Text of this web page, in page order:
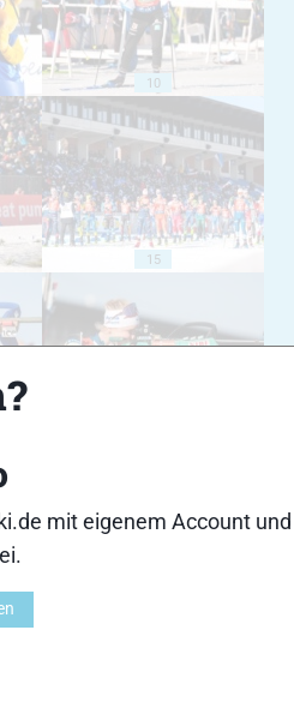
10
15
mit eigenem Account und